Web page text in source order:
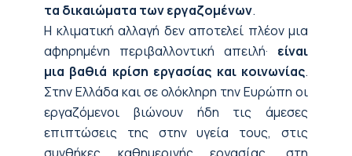
τα δικαιώματα των εργαζομένων.
Η κλιματική αλλαγή δεν αποτελεί πλέον μια
αφηρημένη περιβαλλοντική απειλή· είναι
μια βαθιά κρίση εργασίας και κοινωνίας.
Στην Ελλάδα και σε ολόκληρη την Ευρώπη οι
εργαζόμενοι βιώνουν ήδη τις άμεσες
επιπτώσεις της στην υγεία τους, στις